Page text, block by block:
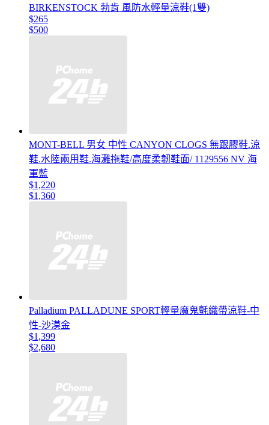
BIRKENSTOCK 勃肯 風防水輕量涼鞋(1雙)
$265
$500
MONT-BELL 男女 中性 CANYON CLOGS 無跟膠鞋.涼
鞋.水陸兩用鞋.海灘拖鞋/高度柔韌鞋面/ 1129556 NV 海
軍藍
$1,220
$1,360
Palladium PALLADUNE SPORT輕量魔鬼氈織帶涼鞋-中
性-沙漠金
$1,399
$2,680